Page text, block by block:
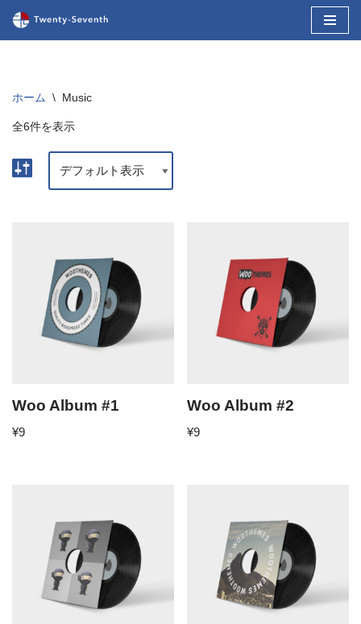
コ
ン
ツ
ス
キ
ホーム \ Music
全6件を表示
Woo Album #1
¥9
Woo Album #2
¥9